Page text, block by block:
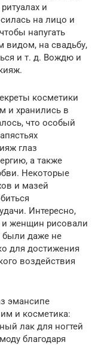
и
на лицо и
напугать
видом, на свадьбу,
и т. д. Вождю и
косметики
и хранились в
что особый
глаз
а также
Некоторые
и мазей
Интересно,
и женщин рисовали
даже не
для достижения
воздействия
эмансипе
и косметика:
лак для ногтей
благодаря